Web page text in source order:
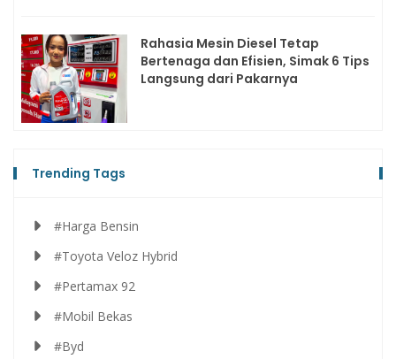
Rahasia Mesin Diesel Tetap
Bertenaga dan Efisien, Simak 6 Tips
Langsung dari Pakarnya
Trending Tags
#Harga Bensin
#Toyota Veloz Hybrid
#Pertamax 92
#Mobil Bekas
#Byd